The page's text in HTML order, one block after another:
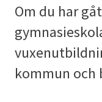
Om du har
kommun och